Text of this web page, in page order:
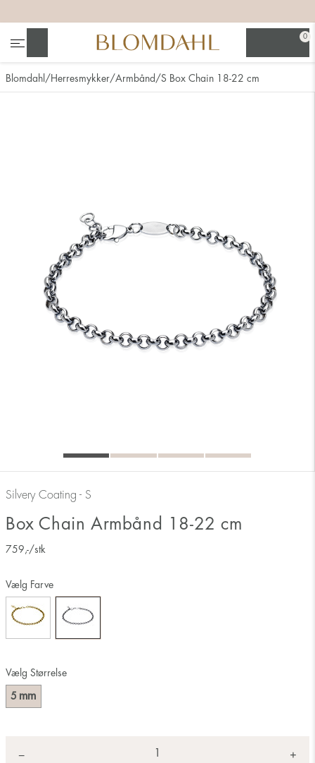
0
Blomdahl Herresmykker Armbånd S Box Chain 18-22 cm
Silvery Coating - S
Box Chain Armbånd 18-22 cm
759 ,-/stk
Vælg Størrelse
5 mm
Vælg Farve
− +